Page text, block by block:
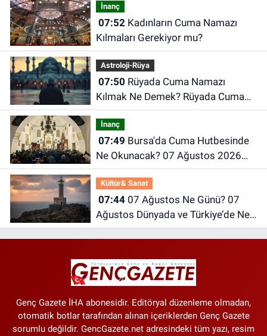
İnanç
07:52Kadınların Cuma Namazı
Kılmaları Gerekiyor mu?
Astroloji-Rüya
07:50
Kılmak Ne Demek? Rüyada Cuma
Günü Ne Anlama Gelir?
İnanç
07:49
Ne Okunacak? 07 Ağustos 2026
Cuma Hutbesi
Kültür& Sanat
07:4407 Ağustos Ne Günü? 07
Ağustos Dünyada ve Türkiye’de Ne
Günü? 07 Ağustos Ne Burcu?
Genç Gazete İHA abonesidir. Editöryal düzenleme olmadan,
otomatik botlar tarafından alınan içeriklerden Genç Gazete
sorumlu değildir. GencGazete.net adresindeki tüm yazı, resim